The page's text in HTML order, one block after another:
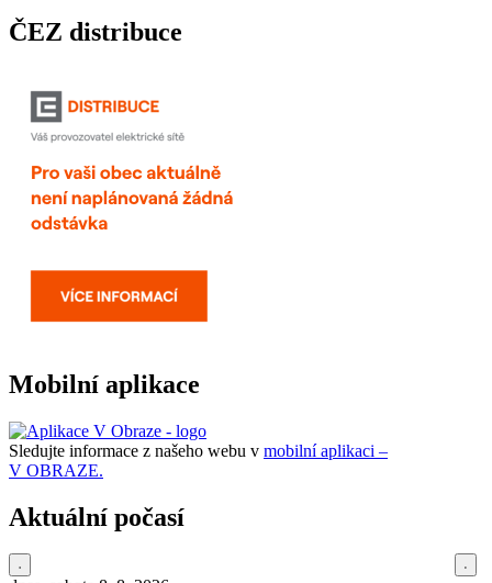
ČEZ distribuce
Mobilní aplikace
Sledujte informace z našeho webu v mobilní aplikaci –
V OBRAZE.
Aktuální počasí